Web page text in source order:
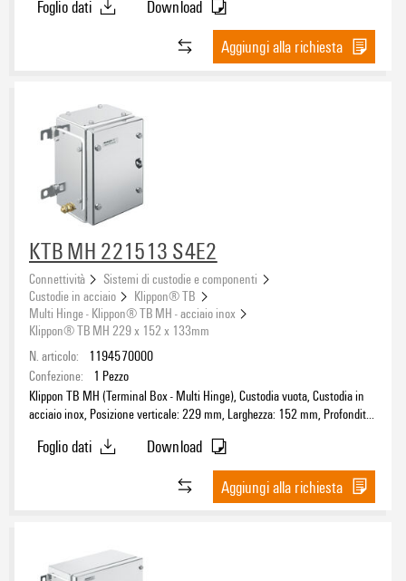
acciaio inossidabile 1.4404 (316L), lucidatura elettrochimica, argento
Foglio dati
Download
Aggiungi alla richiesta
KTB MH 221513 S4E2
Connettività
Sistemi di custodie e componenti
Custodie in acciaio
Klippon® TB
Multi Hinge - Klippon® TB MH - acciaio inox
Klippon® TB MH 229 x 152 x 133mm
N. articolo:
1194570000
Confezione:
1 Pezzo
Klippon TB MH (Terminal Box - Multi Hinge), Custodia vuota, Custodia in
acciaio inox, Posizione verticale: 229 mm, Larghezza: 152 mm, Profondità:
inossidabile 1.4404 (316L), lucidatura elettrochimica, argento
Foglio dati
Download
Aggiungi alla richiesta